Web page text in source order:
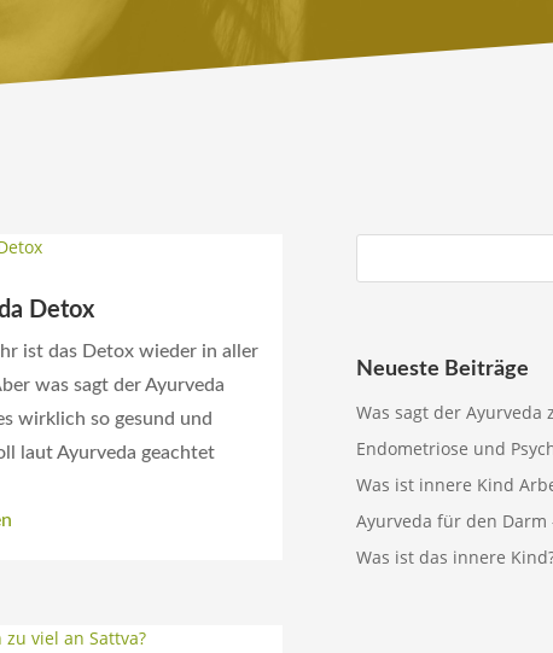
Detox
ist das Detox wieder in aller
was sagt der Ayurveda
wirklich so gesund und
laut Ayurveda geachtet
Neueste Beiträge
Was sagt der Ayurveda
Endometriose und
Was ist innere Kind
Ayurveda für den Darm
Was ist das innere